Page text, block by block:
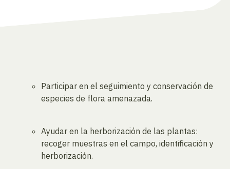
Participar en el seguimiento y conservación de
especies de flora amenazada.
Ayudar en la herborización de las plantas:
recoger muestras en el campo, identificación y
herborización.